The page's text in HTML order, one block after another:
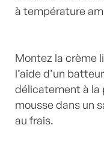
à température
Montez la crème
l’aide d’un
délicatement à la
mousse dans un
au frais.